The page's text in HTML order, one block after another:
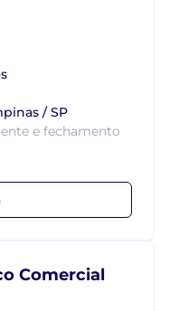
/ SP
e fechamento
Comercial